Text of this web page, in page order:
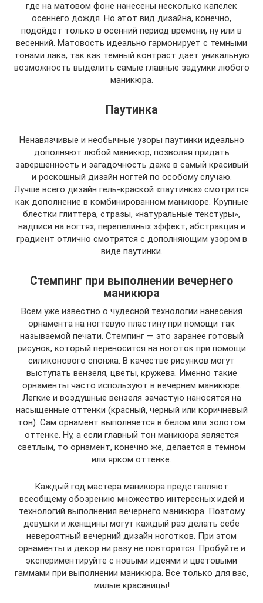
где на матовом фоне нанесены несколько капелек
осеннего дождя. Но этот вид дизайна, конечно,
подойдет только в осенний период времени, ну или в
весенний. Матовость идеально гармонирует с темными
тонами лака, так как темный контраст дает уникальную
возможность выделить самые главные задумки любого
маникюра.
Паутинка
Ненавязчивые и необычные узоры паутинки идеально
дополняют любой маникюр, позволяя придать
завершенность и загадочность даже в самый красивый
и роскошный дизайн ногтей по особому случаю.
Лучше всего дизайн гель-краской «паутинка» смотрится
как дополнение в комбинированном маникюре. Крупные
блестки глиттера, стразы, «натуральные текстуры»,
надписи на ногтях, перепелиных эффект, абстракция и
градиент отлично смотрятся с дополняющим узором в
виде паутинки.
Стемпинг при выполнении вечернего
маникюра
Всем уже известно о чудесной технологии нанесения
орнамента на ногтевую пластину при помощи так
называемой печати. Стемпинг — это заранее готовый
рисунок, который переносится на ноготок при помощи
силиконового спонжа. В качестве рисунков могут
выступать вензеля, цветы, кружева. Именно такие
орнаменты часто используют в вечернем маникюре.
Легкие и воздушные вензеля зачастую наносятся на
насыщенные оттенки (красный, черный или коричневый
тон). Сам орнамент выполняется в белом или золотом
оттенке. Ну, а если главный тон маникюра является
светлым, то орнамент, конечно же, делается в темном
или ярком оттенке.
Каждый год мастера маникюра представляют
всеобщему обозрению множество интересных идей и
технологий выполнения вечернего маникюра. Поэтому
девушки и женщины могут каждый раз делать себе
невероятный вечерний дизайн ноготков. При этом
орнаменты и декор ни разу не повторится. Пробуйте и
экспериментируйте с новыми идеями и цветовыми
гаммами при выполнении маникюра. Все только для вас,
милые красавицы!